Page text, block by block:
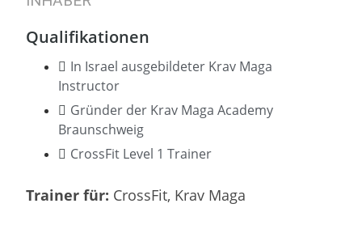
Qualifikationen
In Israel ausgebildeter Krav Maga
Instructor
Gründer der Krav Maga Academy
Braunschweig
CrossFit Level 1 Trainer
Trainer für: CrossFit, Krav Maga